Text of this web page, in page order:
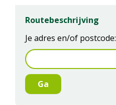
Routebeschrijving
Je adres en/of postcode: